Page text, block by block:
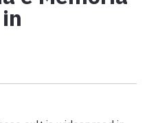
by Enrico Caracciolo and
company of wayfarers met